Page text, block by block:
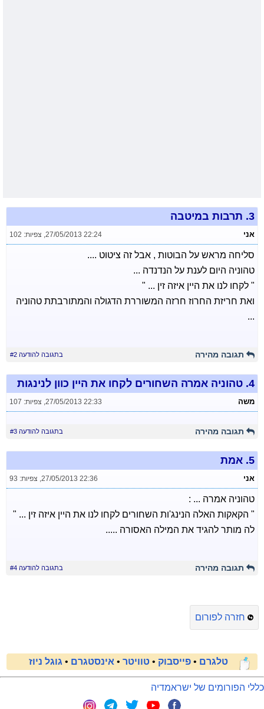
3. תרבות במיטבה
אני 27/05/2013 22:24
, צפיות: 102
סליחה מראש על הבוטות , אבל זה ציטוט ....
טהוניה היום לענת על הנדנדה ...
" לקחו לנו את היין איזה זין ... "
ואת חריזת החרוז חרזה המשוררת הדגולה והמתורבתת טהוניה
...
תגובה מהירה בתגובה להודעה #2
4. טהוניה אמרה השחורים לקחו את היין כוון לנינגות
משה 27/05/2013 22:33
, צפיות: 107
תגובה מהירה בתגובה להודעה #3
5. אמת
אני 27/05/2013 22:36
, צפיות: 93
טהוניה אמרה ... :
" הקאקות האלה הנינג'ות השחורים לקחו לנו את היין איזה זין ... "
לה מותר להגיד את המילה האסורה .....
תגובה מהירה בתגובה להודעה #4
חזרה לפורום
טלגרם • פייסבוק • טוויטר • אינסטגרם • גוגל ניוז
כללי הפורומים של ישראמדיה